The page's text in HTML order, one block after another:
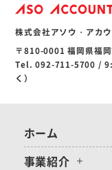
株式会社アソウ・アカ
〒810-0001 福岡県福
Tel. 092-711-5700 /
く）
ホーム
事業紹介